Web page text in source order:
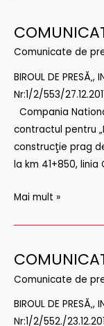
COMUNICAT
Comunicate de
BIROUL DE PRESĂ‚,
Nr:1/2/553/
Compania
contractul pentru
construcţie prag
la km 41+850, linia
COMUNICAT
DE
27.11.2011
Mai mult »
COMUNICAT
Comunicate de
BIROUL DE PRESĂ‚,
Nr:1/2/552./
COMUNICAT
DE
23.11.2011